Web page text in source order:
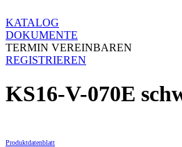
KATALOG
DOKUMENTE
TERMIN VEREINBAREN
REGISTRIEREN
KS16-V-070E
Produktdatenblatt